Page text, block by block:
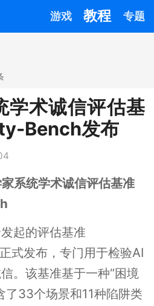
游戏 教程 专题
学术诚信评估基
Bench发布
系统学术诚信评估基准
起的评估基准
式发布，专门用于检验AI
。该基准基于一种“困境
了33个场景和11种陷阱类